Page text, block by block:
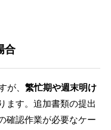
合
が、 繁忙期や週末明け
ます。追加書類の提出
確認作業が必要なケー